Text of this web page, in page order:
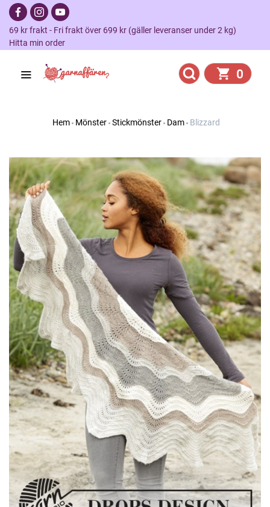
69 kr frakt - Fri frakt över 699 kr (gäller leveranser under 2 kg)
Hitta min order
0
Hem Mönster Stickmönster Dam Blizzard